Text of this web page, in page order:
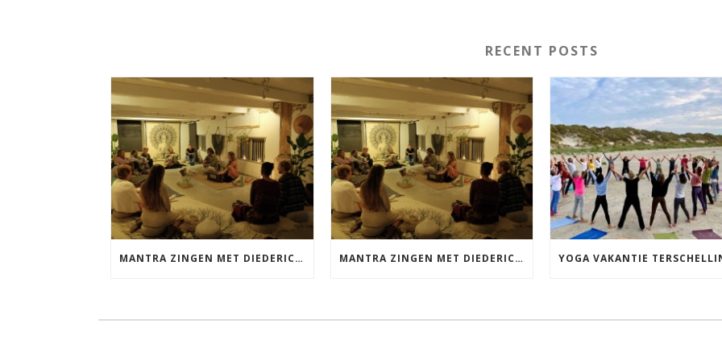
RECENT POSTS
MANTRA ZINGEN MET DIEDERICK VRIJDAG 25 SEPTEMBER EN 20 NOVEMBER MANTRA ZINGEN MET DIEDERICK IN LEEUWARDEN VRIJDAG 12 JUNI KIRTAN